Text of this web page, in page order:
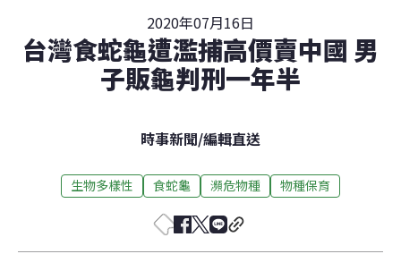
2020年07月16日
台灣食蛇龜遭濫捕高價賣中國 男
子販龜判刑一年半
時事新聞/編輯直送
生物多樣性 食蛇龜 瀕危物種 物種保育